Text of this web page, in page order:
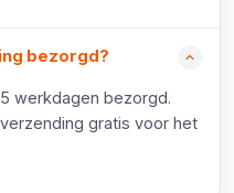
bezorgd?
werkdagen bezorgd.
gratis voor het